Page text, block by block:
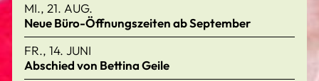
MI., 21. AUG.
Neue Büro-Öffnungszeiten ab September
FR., 14. JUNI
Abschied von Bettina Geile